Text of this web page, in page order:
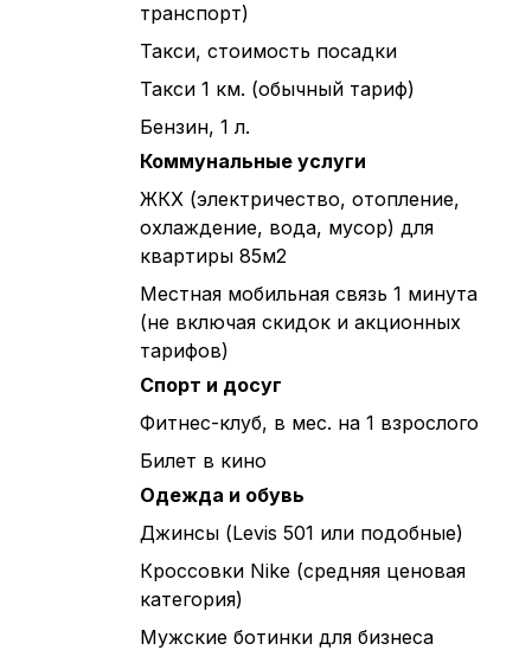
транспорт)
Такси, стоимость посадки
Такси 1 км. (обычный тариф)
Бензин, 1 л.
Коммунальные услуги
ЖКХ (электричество, отопление,
охлаждение, вода, мусор) для
квартиры 85м2
Местная мобильная связь 1 минута
(не включая скидок и акционных
тарифов)
Спорт и досуг
Фитнес-клуб, в мес. на 1 взрослого
Билет в кино
Одежда и обувь
Джинсы (Levis 501 или подобные)
Кроссовки Nike (средняя ценовая
категория)
Мужские ботинки для бизнеса